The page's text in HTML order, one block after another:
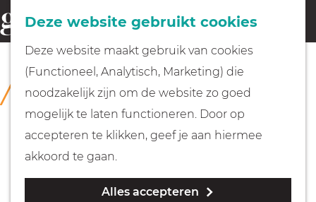
Deze website gebruikt cookies
Deze website maakt gebruik van cookies
(Functioneel, Analytisch, Marketing) die
noodzakelijk zijn om de website zo goed
mogelijk te laten functioneren. Door op
accepteren te klikken, geef je aan hiermee
akkoord te gaan.
Alles accepteren
G
a
Fietsen
Wandelen
Geocachen
o
e
k
e
n
COLLECTIE
Rijksmuseum Muiderslot